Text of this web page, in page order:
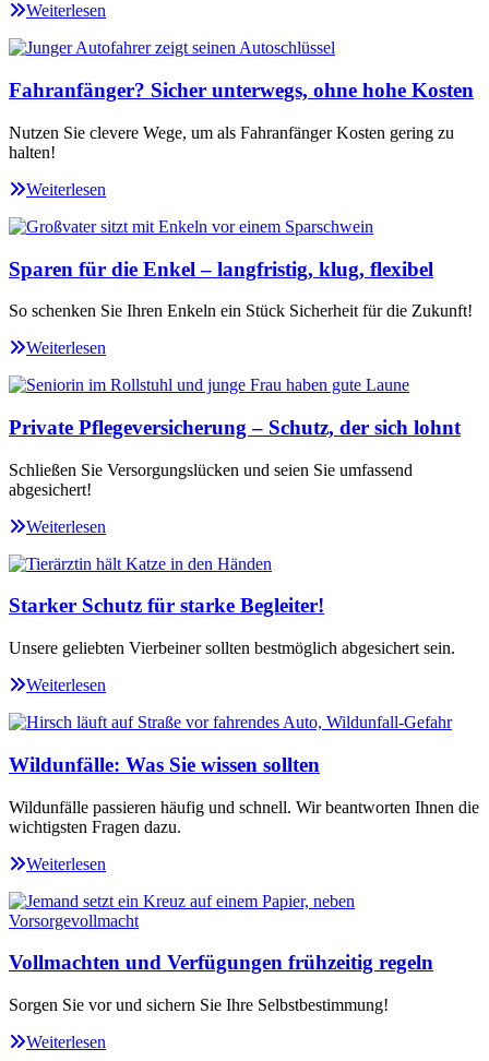
Weiterlesen
Fahranfänger? Sicher unterwegs, ohne hohe Kosten
Nutzen Sie clevere Wege, um als Fahranfänger Kosten gering zu
halten!
Weiterlesen
Sparen für die Enkel – langfristig, klug, flexibel
So schenken Sie Ihren Enkeln ein Stück Sicherheit für die Zukunft!
Weiterlesen
Private Pflegeversicherung – Schutz, der sich lohnt
Schließen Sie Versorgungslücken und seien Sie umfassend
abgesichert!
Weiterlesen
Starker Schutz für starke Begleiter!
Unsere geliebten Vierbeiner sollten bestmöglich abgesichert sein.
Weiterlesen
Wildunfälle: Was Sie wissen sollten
Wildunfälle passieren häufig und schnell. Wir beantworten Ihnen die
wichtigsten Fragen dazu.
Weiterlesen
Vollmachten und Verfügungen frühzeitig regeln
Sorgen Sie vor und sichern Sie Ihre Selbstbestimmung!
Weiterlesen